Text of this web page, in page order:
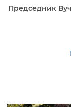
Председник